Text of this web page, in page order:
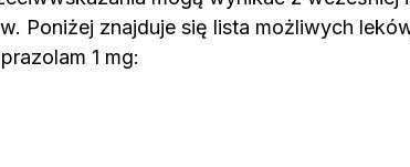
Poniżej znajduje się lista możliwych
1 mg: